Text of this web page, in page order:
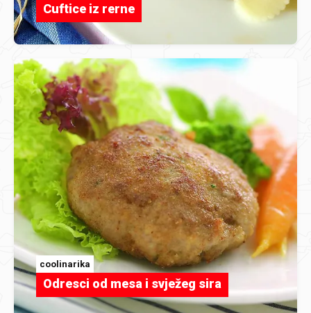
Cuftice iz rerne
coolinarika
Odresci od mesa i svježeg sira